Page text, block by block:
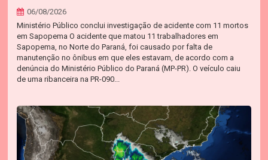
06/08/2026
Ministério Público conclui investigação de acidente com 11 mortos
em Sapopema O acidente que matou 11 trabalhadores em
Sapopema, no Norte do Paraná, foi causado por falta de
manutenção no ônibus em que eles estavam, de acordo com a
denúncia do Ministério Público do Paraná (MP-PR). O veículo caiu
de uma ribanceira na PR-090...